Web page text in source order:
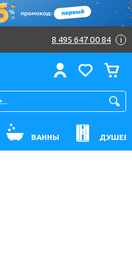
8 495 647 00 84 i
ВАННЫ